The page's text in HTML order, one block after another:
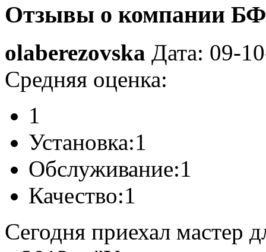
Отзывы о компании
olaberezovska Дата: 09-
Средняя оценка:
1
Установка:1
Обслуживание:1
Качество:1
Сегодня приехал мастер